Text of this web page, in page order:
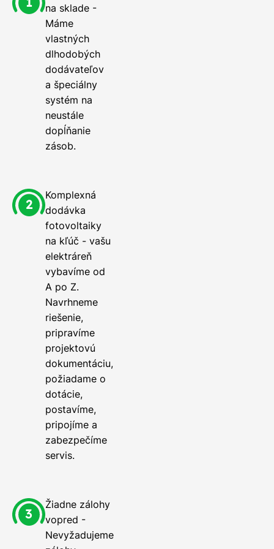
na sklade -
Máme
vlastných
dlhodobých
dodávateľov
a špeciálny
systém na
neustále
dopĺňanie
zásob.
Komplexná
dodávka
fotovoltaiky
na kľúč - vašu
elektráreň
vybavíme od
A po Z.
Navrhneme
riešenie,
pripravíme
projektovú
dokumentáciu,
požiadame o
dotácie,
postavíme,
pripojíme a
zabezpečíme
servis.
Žiadne zálohy
vopred -
Nevyžadujeme